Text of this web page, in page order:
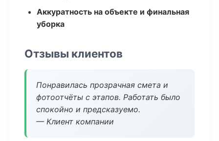
Аккуратность на объекте и финальная
уборка
Отзывы клиентов
Понравилась прозрачная смета и
фотоотчёты с этапов. Работать было
спокойно и предсказуемо.
— Клиент компании